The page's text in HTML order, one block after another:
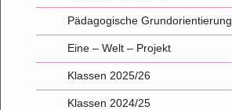
Pädagogische Grundorientierung
Eine – Welt – Projekt
Klassen 2025/26
Klassen 2024/25